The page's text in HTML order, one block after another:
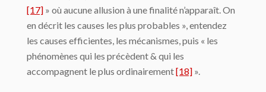
[17] » où aucune allu­sion à une finalité n’apparaît. On
en décrit les causes les plus probables », entendez
les causes efficientes, les mécanismes, puis « les
phénomènes qui les précèdent & qui les
accompagnent le plus ordinairement[18] ».